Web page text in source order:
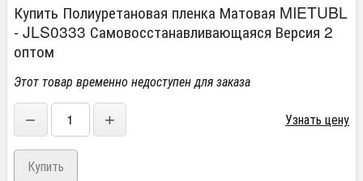
Купить Полиуретановая пленка Матовая MIETUBL
- JLS0333 Самовосстанавливающаяся Версия 2
оптом
Этот товар временно недоступен для заказа
− + Узнать цену